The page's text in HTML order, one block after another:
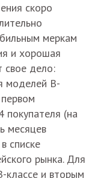
скоро
меркам
и хорошая
свое дело:
моделей В-
(на
месяцев
списке
рынка. Для
классе и вторым